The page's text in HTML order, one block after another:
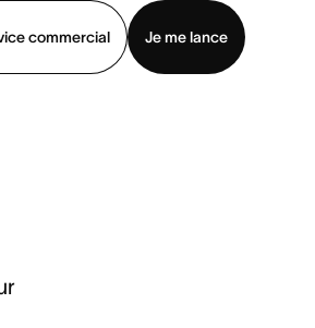
commercial
Je me lance